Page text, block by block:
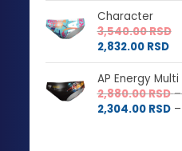
Character
3,540.00RSD
2,832.00 RSD
AP Energy Multi
2,880.00RSD –
2,304.00 RSD –